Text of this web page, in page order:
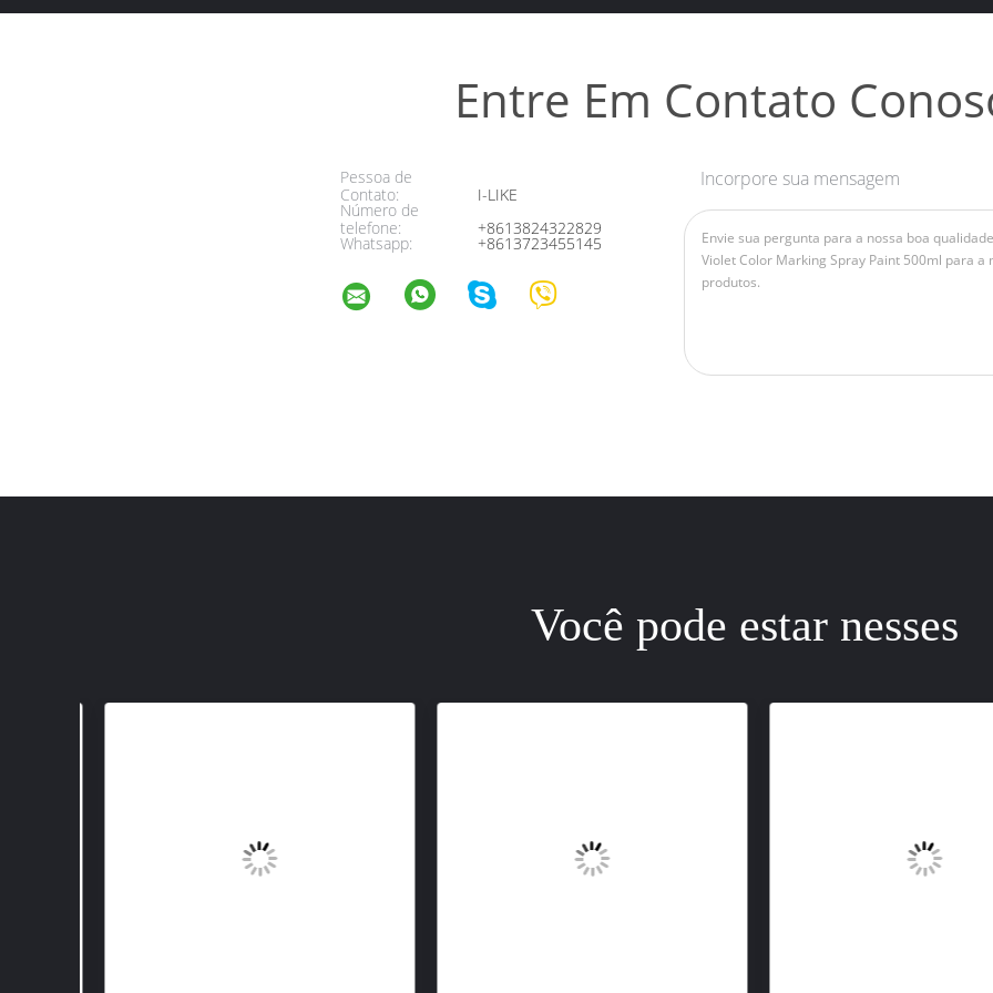
Entre Em Contato
Pessoa de
Contato:
I-LIKE
Número de
telefone:
+8613824322829
Whatsapp: +8613723455145
Incorpore sua mensagem
Você pode estar nesses